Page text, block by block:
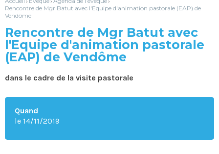
› › ›
Rencontre de Mgr Batut avec l'Equipe d'animation pastorale (EAP) de
Vendôme
Rencontre de Mgr Batut avec
l'Equipe d'animation pastorale
(EAP) de Vendôme
dans le cadre de la visite pastorale
Quand
le 14/11/2019